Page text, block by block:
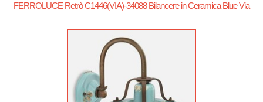
FERROLUCE Retrò C1446(VIA)-34088 Bilancere in Ceramica Blue Via